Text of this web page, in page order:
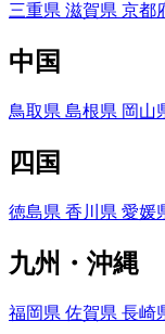
三重県 滋賀県 京都
中国
鳥取県 島根県 岡山
四国
徳島県 香川県 愛媛
九州・沖縄
福岡県 佐賀県 長崎